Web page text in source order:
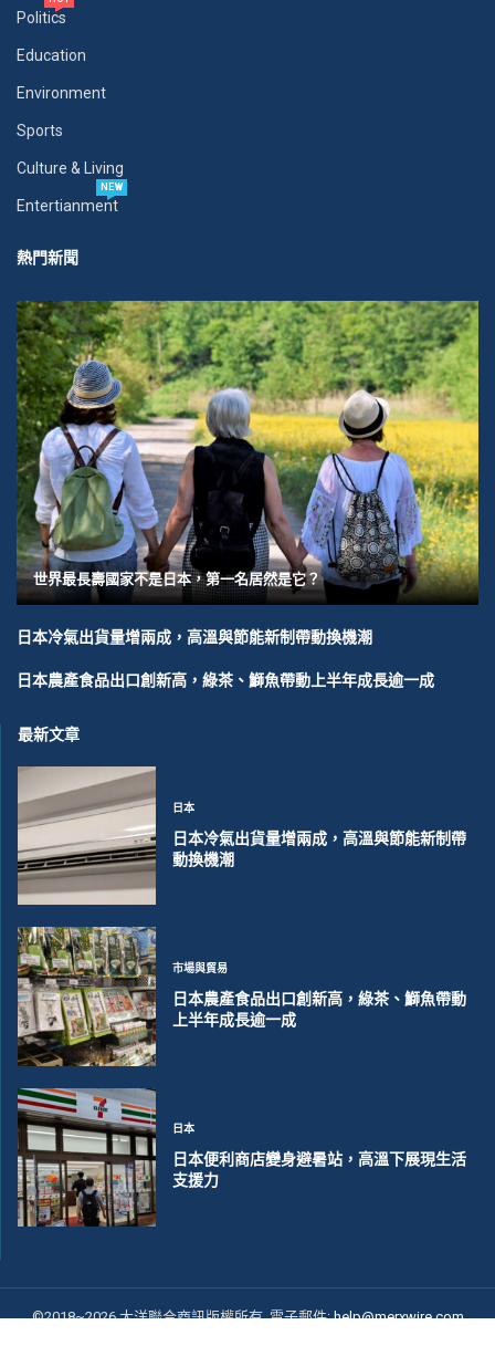
Politics
Education
Environment
Sports
Culture & Living
Entertianment
NEW
熱門新聞
世界最長壽國家不是日本，第一名居然是它？
日本冷氣出貨量增兩成，高溫與節能新制帶動換機潮
日本農產食品出口創新高，綠茶、鰤魚帶動上半年成長逾一成
最新文章
日本
日本冷氣出貨量增兩成，高溫與節能新制帶
動換機潮
市場與貿易
日本農產食品出口創新高，綠茶、鰤魚帶動
上半年成長逾一成
日本
日本便利商店變身避暑站，高溫下展現生活
支援力
©2018~2026 大洋聯合商訊版權所有. 電子郵件:help@merxwire.com